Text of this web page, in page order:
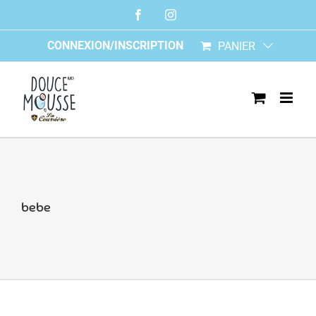
FacebookInstagram
CONNEXION/INSCRIPTION PANIER
bebe